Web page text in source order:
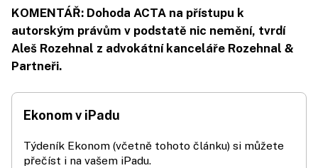
KOMENTÁŘ: Dohoda ACTA na přístupu k
autorským právům v podstatě nic nemění, tvrdí
Aleš Rozehnal z advokátní kanceláře Rozehnal &
Partneři.
Ekonom v iPadu
Týdeník Ekonom (včetně tohoto článku) si můžete
přečíst i na vašem iPadu.